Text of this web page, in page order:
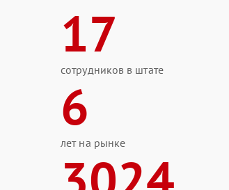
17
сотрудников в штате
6
лет на рынке